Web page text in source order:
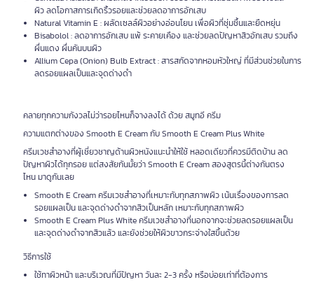
ผิว ลดโอกาสการเกิดริ้วรอยและช่วยลดอาการอักเสบ
Natural Vitamin E : ผลัดเซลล์ผิวอย่างอ่อนโยน เพื่อผิวที่ชุ่มชื้นและยืดหยุ่น
Bisabolol : ลดอาการอักเสบ แพ้ ระคายเคือง และช่วยลดปัญหาสิวอักเสบ รวมถึง
ผื่นแดง ผื่นคันบนผิว
Allium Cepa (Onion) Bulb Extract : สารสกัดจากหอมหัวใหญ่ ที่มีส่วนช่วยในการ
ลดรอยแผลเป็นและจุดด่างดำ
คลายทุกความกังวลไม่ว่ารอยไหนก็จางลงได้ ด้วย สมูทอี ครีม
ความแตกต่างของ Smooth E Cream กับ Smooth E Cream Plus White
ครีมเวชสำอางที่ผู้เชี่ยวชาญด้านผิวหนังแนะนำให้ใช้ หลอดเดียวที่ควรมีติดบ้าน ลด
ปัญหาผิวได้ทุกรอย แต่สงสัยกันมั้ยว่า Smooth E Cream สองสูตรนี้ต่างกันตรง
ไหน มาดูกันเลย
Smooth E Cream ครีมเวชสำอางที่เหมาะกับทุกสภาพผิว เน้นเรื่องของการลด
รอยแผลเป็น และจุดด่างดำจากสิวเป็นหลัก เหมาะกับทุกสภาพผิว
Smooth E Cream Plus White ครีมเวชสำอางที่นอกจากจะช่วยลดรอยแผลเป็น
และจุดด่างดำจากสิวแล้ว และยังช่วยให้ผิวขาวกระจ่างใสขึ้นด้วย
วิธีการใช้
ใช้ทาผิวหน้า และบริเวณที่มีปัญหา วันละ 2-3 ครั้ง หรือบ่อยเท่าที่ต้องการ